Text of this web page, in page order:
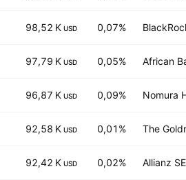
98,52 K USD 0,07%
97,79 K USD 0,05% African
96,87 K USD 0,09% Nomura
92,58 K USD 0,01% The
92,42 K USD 0,02% Allianz SE